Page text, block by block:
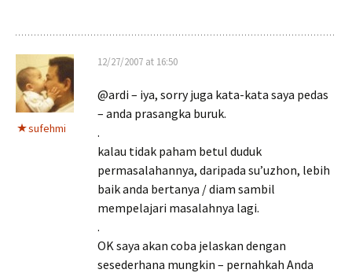
sufehmi
12/27/2007 at 16:50
@ardi – iya, sorry juga kata-kata saya pedas
– anda prasangka buruk.
.
kalau tidak paham betul duduk
permasalahannya, daripada su’uzhon, lebih
baik anda bertanya / diam sambil
mempelajari masalahnya lagi.
.
OK saya akan coba jelaskan dengan
sesederhana mungkin – pernahkah Anda